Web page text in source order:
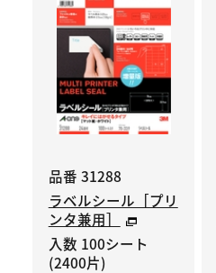
品番 31288
ラベルシール［プリ
ンタ兼用］
入数 100シート
(2400片)